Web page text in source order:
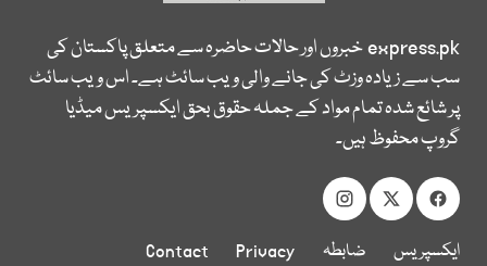
express.pkخبروں اور حالات حاضرہ سے متعلق پاکستان کی
سب سے زیادہ وزٹ کی جانے والی ویب سائٹ ہے۔ اس ویب سائٹ
پر شائع شدہ تمام مواد کے جملہ حقوق بحق ایکسپریس میڈیا
گروپ محفوظ ہیں۔
ایکسپریس
ضابطہ
Privacy
Contact